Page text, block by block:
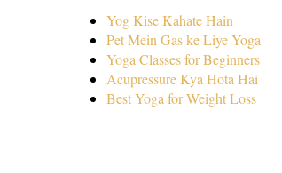
Yog Kise Kahate Hain
Pet Mein Gas ke Liye Yoga
Yoga Classes for Beginners
Acupressure Kya Hota Hai
Best Yoga for Weight Loss